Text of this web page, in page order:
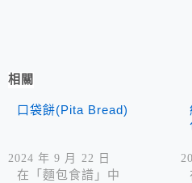
相關
口袋餅(Pita Bread)
2024 年 9 月 22 日
在「麵包食譜」中